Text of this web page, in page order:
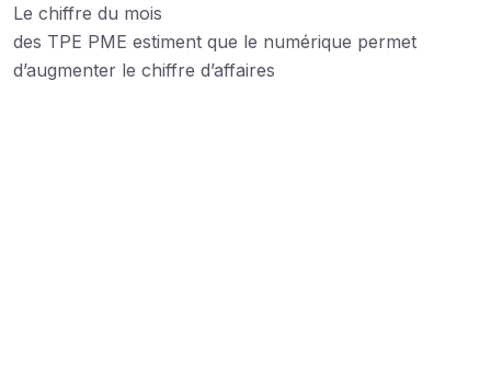
Le chiffre du mois
des TPE PME estiment que le numérique permet
d’augmenter le chiffre d’affaires